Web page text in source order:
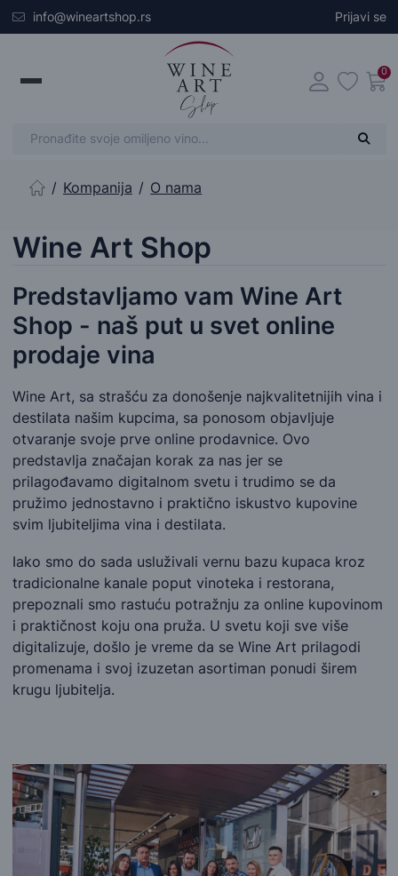
Skip to main content
info@wineartshop.rs Prijavi se
0
Početna stranica
Kompanija O nama
Wine Art Shop
Predstavljamo vam Wine Art
Shop - naš put u svet online
prodaje vina
Wine Art, sa strašću za donošenje najkvalitetnijih vina i
destilata našim kupcima, sa ponosom objavljuje
otvaranje svoje prve online prodavnice. Ovo
predstavlja značajan korak za nas jer se
prilagođavamo digitalnom svetu i trudimo se da
pružimo jednostavno i praktično iskustvo kupovine
svim ljubiteljima vina i destilata.
Iako smo do sada usluživali vernu bazu kupaca kroz
tradicionalne kanale poput vinoteka i restorana,
prepoznali smo rastuću potražnju za online kupovinom
i praktičnost koju ona pruža. U svetu koji sve više
digitalizuje, došlo je vreme da se Wine Art prilagodi
promenama i svoj izuzetan asortiman ponudi širem
krugu ljubitelja.